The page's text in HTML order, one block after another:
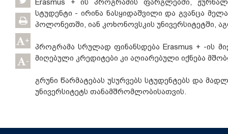
+
-
Erasmus + ის პროგრამის ფარგლებში,
სტუდენტი - ირინა ნასყიდაშვილი და გვანცა
პოლონეთში, იან კოხონოვსკის უნივერსიტეტში,
პროგრამა სრულად ფინანსდება Erasmus + -ის
მიღებული კრედიტები კი აღიარებული იქნება
გრუნი წარმატებას უსურვებს სტუდენტებს და
უნივერსიტეტს თანამშრომლობისათვის.